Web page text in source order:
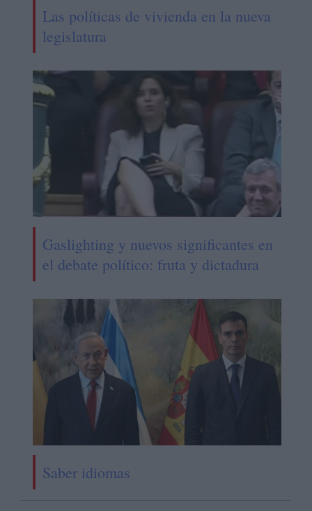
Las políticas de vivienda en la nueva
legislatura
Gaslighting y nuevos significantes en
el debate político: fruta y dictadura
Saber idiomas